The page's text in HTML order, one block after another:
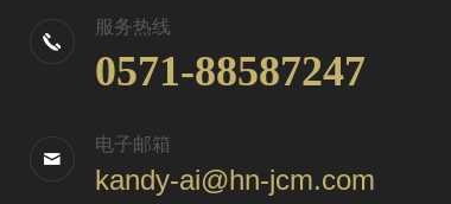
服务热线
0571-88587247
电子邮箱
kandy-ai@hn-jcm.com